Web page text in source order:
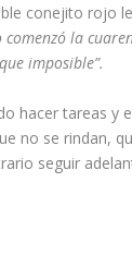
conejito rojo
comenzó la
imposible”.
hacer tareas
no se rindan,
seguir